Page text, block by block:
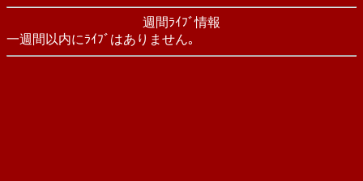
週間ﾗｲﾌﾞ情報
一週間以内にﾗｲﾌﾞはありません｡